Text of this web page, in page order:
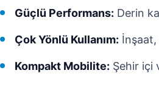
Güçlü Performans: Derin
Çok Yönlü Kullanım: İnşaat,
Kompakt Mobilite: Şehir içi